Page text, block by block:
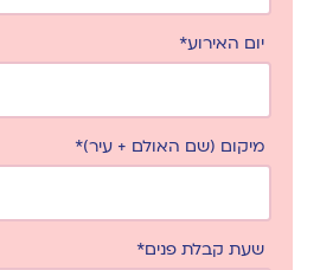
יום האירוע*
מיקום (שם האולם + עיר)*
שעת קבלת פנים*